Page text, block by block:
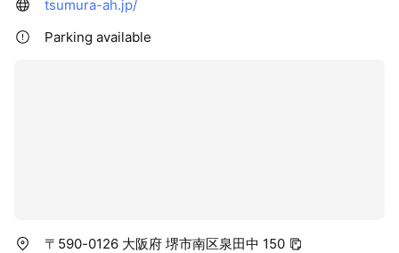
tsumura-ah.jp/
Parking available
〒590-0126 大阪府 堺市南区泉田中 150